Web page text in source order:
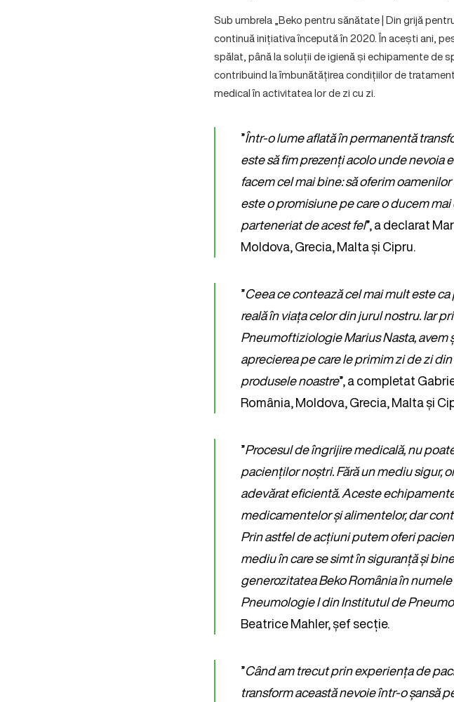
Sub umbrela „Beko pentru sănătate | Din grijă
continuă inițiativa începută în 2020. În acești ani,
spălat, până la soluții de igienă și echipamente de
contribuind la îmbunătățirea condițiilor de
medical în activitatea lor de zi cu zi.
”Într-o lume aflată în permanentă
este să fim prezenți acolo unde nevoia
facem cel mai bine: să oferim
este o promisiune pe care o ducem
parteneriat de acest fel”, a declarat
Moldova, Grecia, Malta și Cipru.
”Ceea ce contează cel mai mult este
reală în viața celor din jurul nostru. Iar
Pneumoftiziologie Marius Nasta, avem
aprecierea pe care le primim zi de zi
produsele noastre”, a completat
România, Moldova, Grecia, Malta și
”Procesul de îngrijire medicală, nu
pacienților noștri. Fără un mediu sigur,
adevărat eficientă. Aceste
medicamentelor și alimentelor, dar
Prin astfel de acțiuni putem oferi
mediu în care se simt în siguranță și
generozitatea Beko România în
Pneumologie I din Institutul de
Beatrice Mahler, șef secție.
”Când am trecut prin experiența de
transform această nevoie într-o șansă